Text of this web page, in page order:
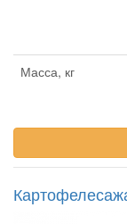
Масса, кг